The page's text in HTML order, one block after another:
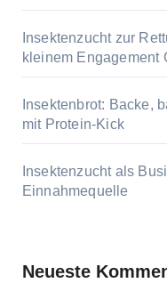
Insektenzucht zur
kleinem Engagement
Insektenbrot: Backe,
mit Protein-Kick
Insektenzucht als
Einnahmequelle
Neueste